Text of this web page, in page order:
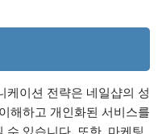
케이션 전략은 네일샵의 성
해하고 개인화된 서비스를